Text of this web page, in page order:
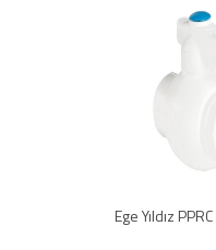
Ege Yıldız